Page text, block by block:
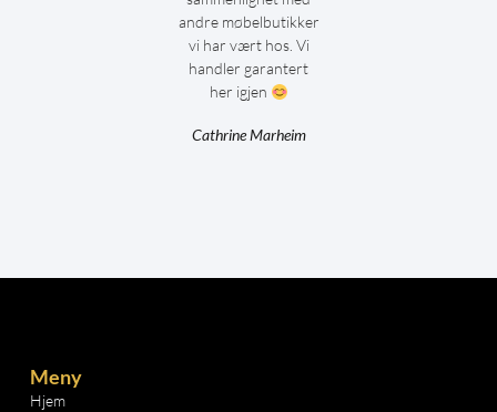
andre møbelbutikker
vi har vært hos. Vi
handler garantert
her igjen
Cathrine Marheim
Meny
Hjem